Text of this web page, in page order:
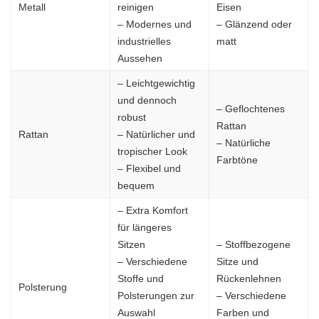
Metall
reinigen
– Modernes und
industrielles
Aussehen
Eisen
– Glänzend oder
matt
Rattan
– Leichtgewichtig
und dennoch
robust
– Natürlicher und
tropischer Look
– Flexibel und
bequem
– Geflochtenes
Rattan
– Natürliche
Farbtöne
Polsterung
– Extra Komfort
für längeres
Sitzen
– Verschiedene
Stoffe und
Polsterungen zur
Auswahl
– Stoffbezogene
Sitze und
Rückenlehnen
– Verschiedene
Farben und